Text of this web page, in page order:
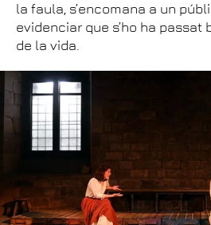
la faula, s’encomana a un
evidenciar que s’ho ha passat
de la vida.